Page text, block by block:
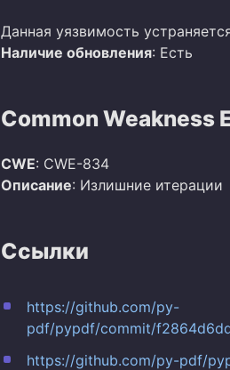
Данная уязвимость
Наличие обновления: Есть
Common Weakness
CWE: CWE-834
Описание: Излишние итерации
Ссылки
https://github.com/py-
pdf/pypdf/commit/
https://github.com/py-pdf/